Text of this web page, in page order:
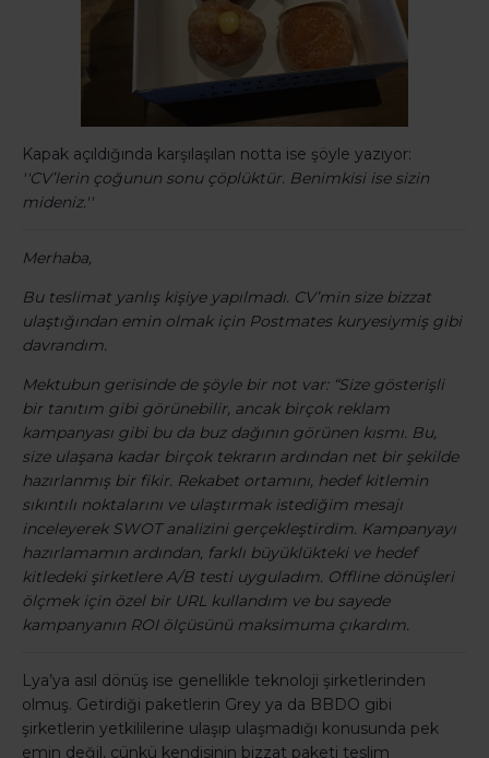
Kapak açıldığında karşılaşılan notta ise şöyle yazıyor:
''CV’lerin çoğunun sonu çöplüktür. Benimkisi ise sizin
mideniz.''
Merhaba,
Bu teslimat yanlış kişiye yapılmadı. CV’min size bizzat
ulaştığından emin olmak için Postmates kuryesiymiş gibi
davrandım.
Mektubun gerisinde de şöyle bir not var: “Size gösterişli
bir tanıtım gibi görünebilir, ancak birçok reklam
kampanyası gibi bu da buz dağının görünen kısmı. Bu,
size ulaşana kadar birçok tekrarın ardından net bir şekilde
hazırlanmış bir fikir. Rekabet ortamını, hedef kitlemin
sıkıntılı noktalarını ve ulaştırmak istediğim mesajı
inceleyerek SWOT analizini gerçekleştirdim. Kampanyayı
hazırlamamın ardından, farklı büyüklükteki ve hedef
kitledeki şirketlere A/B testi uyguladım. Offline dönüşleri
ölçmek için özel bir URL kullandım ve bu sayede
kampanyanın ROI ölçüsünü maksimuma çıkardım.
Lya’ya asıl dönüş ise genellikle teknoloji şirketlerinden
olmuş. Getirdiği paketlerin Grey ya da BBDO gibi
şirketlerin yetkililerine ulaşıp ulaşmadığı konusunda pek
emin değil, çünkü kendisinin bizzat paketi teslim